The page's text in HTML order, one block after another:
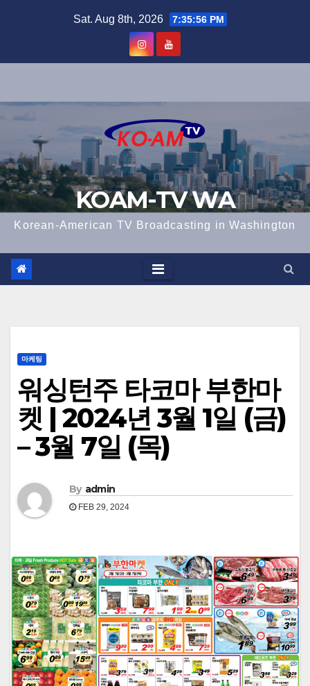
Sat. Aug 8th, 2026 7:35:57 PM
KOAM-TV WA
Korean-American TV Broadcasting in Washington
마케팅
워싱턴주 타코마 부한마
켓 | 2024년 3월 1일 (금)
– 3월 7일 (목)
By admin
FEB 29, 2024